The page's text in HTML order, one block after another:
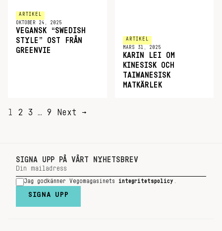
ARTIKEL
OKTOBER 24, 2025
VEGANSK “SWEDISH
STYLE” OST FRÅN
GREENVIE
ARTIKEL
MARS 31, 2025
KARIN LEI OM
KINESISK OCH
TAIWANESISK
MATKÄRLEK
SIDNUMRERING
1 2 3 … 9 Next →
SIGNA UPP PÅ VÅRT NYHETSBREV
Jag godkänner Vegomagasinets integritetspolicy
SIGNA UPP